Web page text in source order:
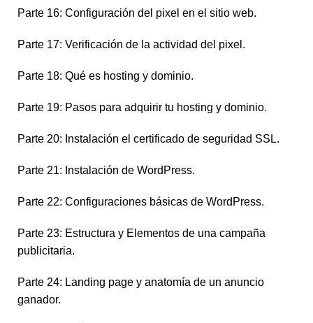
Parte 16: Configuración del pixel en el sitio web.
Parte 17: Verificación de la actividad del pixel.
Parte 18: Qué es hosting y dominio.
Parte 19: Pasos para adquirir tu hosting y dominio.
Parte 20: Instalación el certificado de seguridad SSL.
Parte 21: Instalación de WordPress.
Parte 22: Configuraciones básicas de WordPress.
Parte 23: Estructura y Elementos de una campaña
publicitaria.
Parte 24: Landing page y anatomía de un anuncio
ganador.